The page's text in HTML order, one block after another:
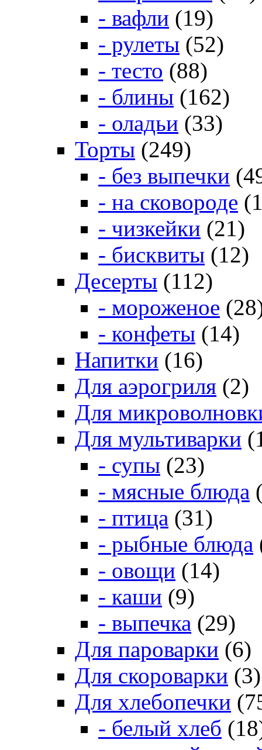
- вафли (19)
- рулеты (52)
- тесто (88)
- блины (162)
- оладьи (33)
Торты (249)
- без выпечки
- на сковороде
- чизкейки (21)
- бисквиты (12)
Десерты (112)
- мороженое
- конфеты (14)
Напитки (16)
Для аэрогриля (2)
Для
Для мультиварки
- супы (23)
- мясные блюда
- птица (31)
- рыбные блюда
- овощи (14)
- каши (9)
- выпечка (29)
Для пароварки (6)
Для скороварки (3)
Для хлебопечки
- белый хлеб